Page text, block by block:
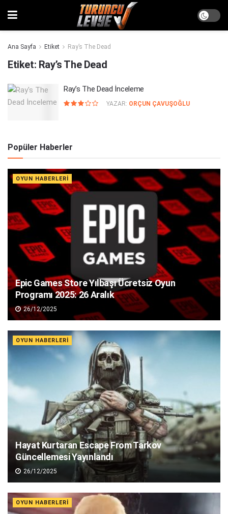
Ana Sayfa Etiket Ray’s The Dead
Etiket: Ray’s The Dead
Ray’s The Dead İnceleme
YAZAR: ORÇUN ÇAVUŞOĞLU
Popüler Haberler
OYUN HABERLERI
Epic Games Store Yılbaşı Ücretsiz Oyun
Programı 2025: 26 Aralık
26/12/2025
OYUN HABERLERI
Hayat Kurtaran Escape From Tarkov
Güncellemesi Yayınlandı
26/12/2025
OYUN HABERLERI